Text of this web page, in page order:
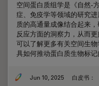
空间蛋白质组学是《自然-
症、免疫学等领域的研究
质的高通量成像结合起来
反应方面的洞察力，从而
可以了解更多有关空间生
具如何推动蛋白质生物标记
Jun 10, 2025 白皮书：